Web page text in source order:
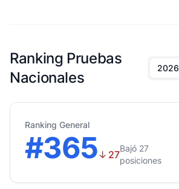
Ranking Pruebas
Nacionales
2026
Ranking General
#365↓ 27
Bajó 27
posiciones